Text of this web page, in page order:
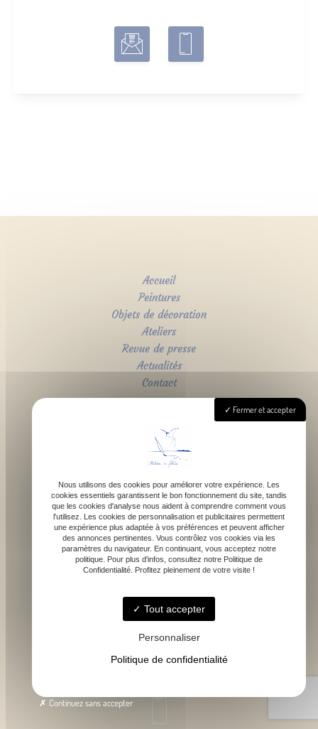
Accueil
Peintures
Objets de décoration
Ateliers
Revue de presse
Actualités
Contact
1043 route de bragot, 31470 Fonsorbes
contact@atelierdefelicie.fr
Fermer et accepter
Nous utilisons des cookies pour améliorer votre expérience. Les
cookies essentiels garantissent le bon fonctionnement du site, tandis
que les cookies d'analyse nous aident à comprendre comment vous
l'utilisez. Les cookies de personnalisation et publicitaires permettent
une expérience plus adaptée à vos préférences et peuvent afficher
des annonces pertinentes. Vous contrôlez vos cookies via les
paramètres du navigateur. En continuant, vous acceptez notre
politique. Pour plus d'infos, consultez notre Politique de
Confidentialité. Profitez pleinement de votre visite !
Tout accepter
Personnaliser
Politique de confidentialité
Continuez sans accepter